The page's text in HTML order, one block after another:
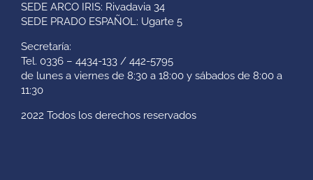
SEDE ARCO IRIS: Rivadavia 34
SEDE PRADO ESPAÑOL: Ugarte 5
Secretaría:
Tel. 0336 – 4434-133 / 442-5795
de lunes a viernes de 8:30 a 18:00 y sábados de 8:00 a
11:30
2022 Todos los derechos reservados